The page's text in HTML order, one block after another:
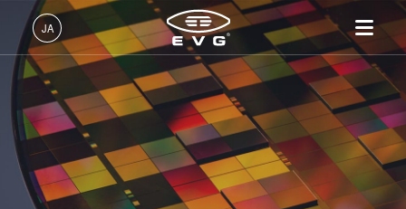
JA
日本語 (JA)
English (EN)
Deutsch (DE)
製品情報
リソグラフィ装置
ナノインプリント・リソグラ
フィ（NIL）装置
技術情報
IR LayerRelease™ 技術
MLE™ マスクレス・リソグ
ラフィ
企業情報
About EVG
拠点一覧
INSIDER-Jobs
EVGでのお仕事
IR LayerRelease™ 技術
MLE™ マスクレス・リソグラフィ
ナノインプリント・リソグラフィ（NIL） - SmartNIL®
ウェーハレベル・オプティクス（WLO）